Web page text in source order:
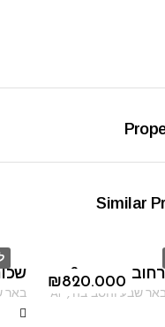
Similar
ID
באר
₪820.000
שרעבי 6
שבע והסביבה ,
AF